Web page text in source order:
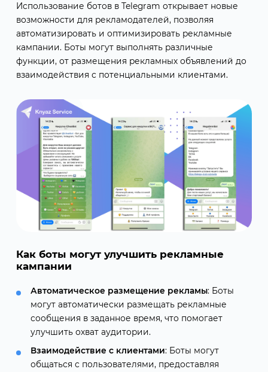
Использование ботов в Telegram открывает новые
возможности для рекламодателей, позволяя
автоматизировать и оптимизировать рекламные
кампании. Боты могут выполнять различные
функции, от размещения рекламных объявлений до
взаимодействия с потенциальными клиентами.
Как боты могут улучшить рекламные
кампании
Автоматическое размещение рекламы: Боты
могут автоматически размещать рекламные
сообщения в заданное время, что помогает
улучшить охват аудитории.
Взаимодействие с клиентами: Боты могут
общаться с пользователями, предоставляя